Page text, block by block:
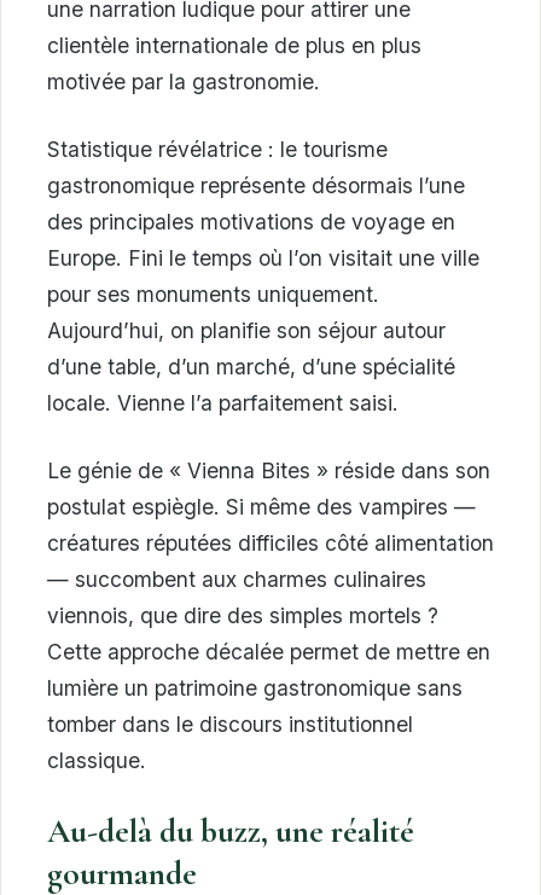
une narration ludique pour attirer une
clientèle internationale de plus en plus
motivée par la gastronomie.
Statistique révélatrice : le tourisme
gastronomique représente désormais l’une
des principales motivations de voyage en
Europe. Fini le temps où l’on visitait une ville
pour ses monuments uniquement.
Aujourd’hui, on planifie son séjour autour
d’une table, d’un marché, d’une spécialité
locale. Vienne l’a parfaitement saisi.
Le génie de « Vienna Bites » réside dans son
postulat espiègle. Si même des vampires —
créatures réputées difficiles côté alimentation
— succombent aux charmes culinaires
viennois, que dire des simples mortels ?
Cette approche décalée permet de mettre en
lumière un patrimoine gastronomique sans
tomber dans le discours institutionnel
classique.
Au-delà du buzz, une réalité
gourmande